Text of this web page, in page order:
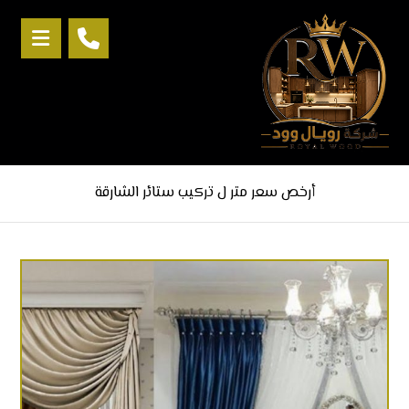
أرخص سعر متر ل تركيب ستائر الشارقة